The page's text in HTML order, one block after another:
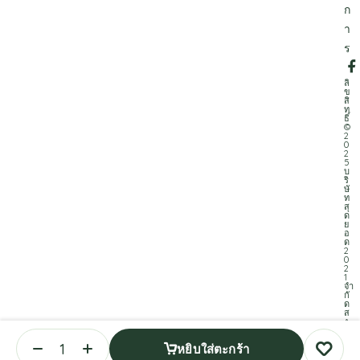
หยิบใส่ตะกร้า
ก
า
ร
ลิ
ข
สิ
ท
ธิ์
©
2
0
2
5
บ
ริ
ษั
ท
สุ
ด
ย
อ
ด
2
0
2
1
จำ
กั
ด
ส
ง